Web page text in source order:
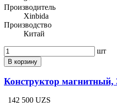
Производитель
Xinbida
Производство
Китай
шт
В корзину
Конструктор магнитный,
142 500 UZS